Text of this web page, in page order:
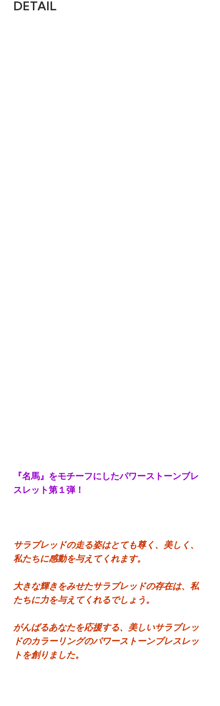
DETAIL
『名馬』をモチーフにしたパワーストーンブレ
スレット第１弾！
サラブレッドの走る姿はとても尊く、美しく、
私たちに感動を与えてくれます。
大きな輝きをみせたサラブレッドの存在は、私
たちに力を与えてくれるでしょう。
がんばるあなたを応援する、美しいサラブレッ
ドのカラーリングのパワーストーンブレスレッ
トを創りました。